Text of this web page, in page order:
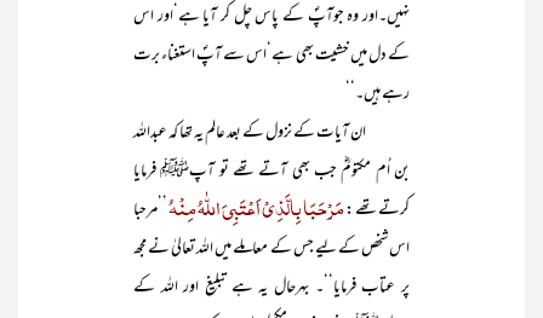
نہیں۔اور وہ جوآپؐ کے پاس چل کر آیا ہے‘اور اس
کے دل میں خشیت بھی ہے‘اس سے آپؐ استغناء برت
رہے ہیں۔‘‘
ان آیات کے نزول کے بعد عالم یہ تھا کہ عبداللہ
بن اُم مکتومؓ جب بھی آتے تھے تو آپﷺ فرمایا
کرتے تھے :مَرْحَبَا بِالَّذِیْ اَعْتَبِیَ اللّٰہُ مِنْہُ ’’مرحبا
اس شخص کے لیے جس کے معاملے میں اللہ تعالیٰ نے مجھ
پر عتاب فرمایا‘‘۔ بہرحال یہ ہے تبلیغ اور اللہ کے